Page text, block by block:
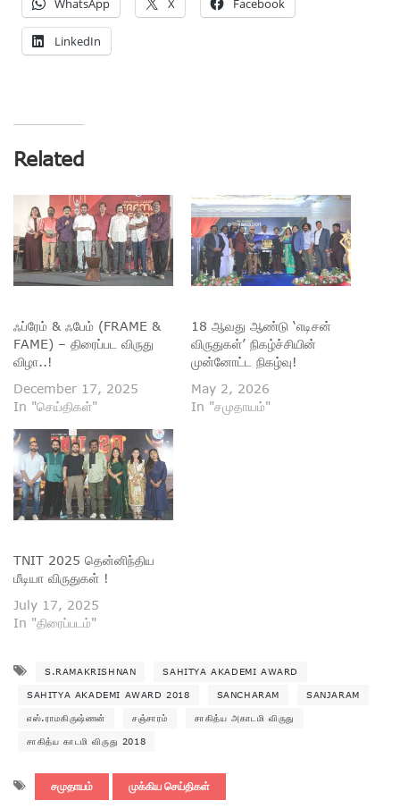
WhatsApp X Facebook
LinkedIn
Related
ஃப்ரேம் & ஃபேம் (FRAME &
FAME) – திரைப்பட விருது
விழா..!
December 17, 2025
In "செய்திகள்"
18 ஆவது ஆண்டு ‘எடிசன்
விருதுகள்’ நிகழ்ச்சியின்
முன்னோட்ட நிகழ்வு!
May 2, 2026
In "சமுதாயம்"
TNIT 2025 தென்னிந்திய
மீடியா விருதுகள் !
July 17, 2025
In "திரைப்படம்"
S.RAMAKRISHNAN SAHITYA AKADEMI AWARD
SAHITYA AKADEMI AWARD 2018 SANCHARAM SANJARAM
எஸ்.ராமகிருஷ்ணன் சஞ்சாரம் சாகித்ய அகாடமி விருது
சாகித்ய காடமி விருது 2018
சமுதாயம் முக்கிய செய்திகள்